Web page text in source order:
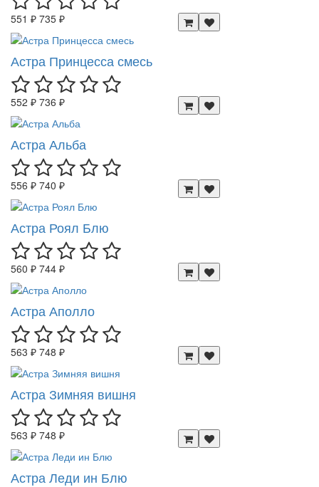
551 ₽ 735 ₽
Астра Принцесса смесь
552 ₽ 736 ₽
Астра Альба
556 ₽ 740 ₽
Астра Роял Блю
560 ₽ 744 ₽
Астра Аполло
563 ₽ 748 ₽
Астра Зимняя вишня
563 ₽ 748 ₽
Астра Леди ин Блю